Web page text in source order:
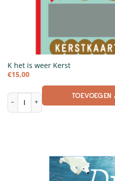
K het is weer Kerst
€15,00
K het is weer Kerst aantal